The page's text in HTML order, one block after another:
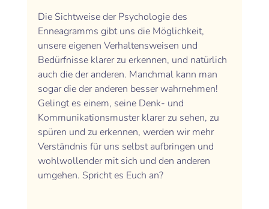
Die Sichtweise der Psychologie des
Enneagramms gibt uns die Möglichkeit,
unsere eigenen Verhaltensweisen und
Bedürfnisse klarer zu erkennen, und natürlich
auch die der anderen. Manchmal kann man
sogar die der anderen besser wahrnehmen!
Gelingt es einem, seine Denk- und
Kommunikationsmuster klarer zu sehen, zu
spüren und zu erkennen, werden wir mehr
Verständnis für uns selbst aufbringen und
wohlwollender mit sich und den anderen
umgehen. Spricht es Euch an?